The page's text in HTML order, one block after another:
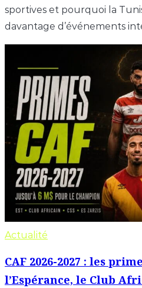
sportives et pourquoi la
davantage d’événements
Actualité
CAF 2026-2027 : les
l’Espérance, le Club